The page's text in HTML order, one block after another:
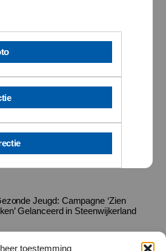
toestemming
Jeugd: Campagne ‘Zien
Gelanceerd in Steenwijkerland